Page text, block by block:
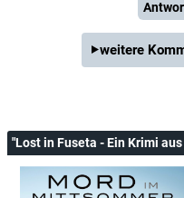
weitere
"Lost in Fuseta - Ein Krimi